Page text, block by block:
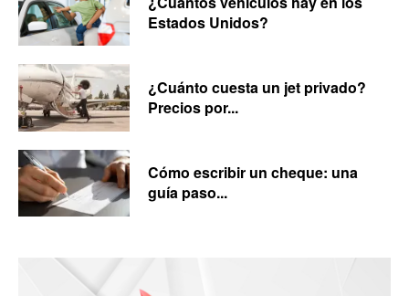
Estados Unidos?
¿Cuánto cuesta un jet privado?
Precios por...
Cómo escribir un cheque: una
guía paso...